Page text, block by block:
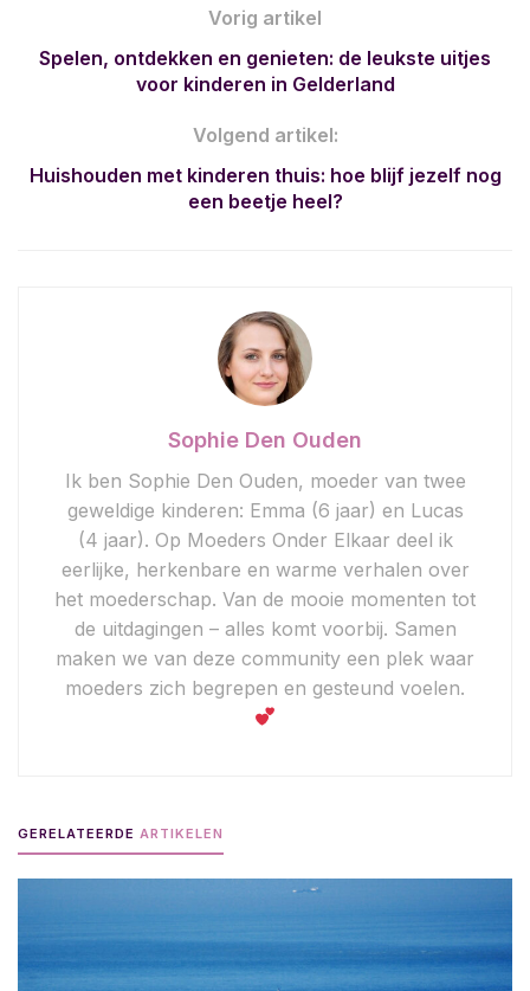
Vorig artikel
Spelen, ontdekken en genieten: de leukste uitjes
voor kinderen in Gelderland
Volgend artikel:
Huishouden met kinderen thuis: hoe blijf jezelf nog
een beetje heel?
Sophie Den Ouden
Ik ben Sophie Den Ouden, moeder van twee
geweldige kinderen: Emma (6 jaar) en Lucas
(4 jaar). Op Moeders Onder Elkaar deel ik
eerlijke, herkenbare en warme verhalen over
het moederschap. Van de mooie momenten tot
de uitdagingen – alles komt voorbij. Samen
maken we van deze community een plek waar
moeders zich begrepen en gesteund voelen.
GERELATEERDE ARTIKELEN